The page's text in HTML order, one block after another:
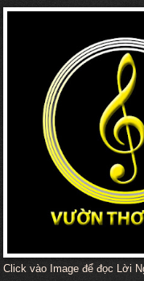
Click vào Image để đọc Lời